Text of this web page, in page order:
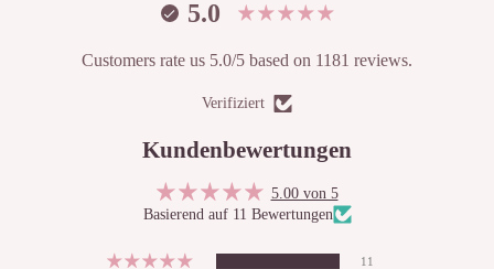
5.0
Customers rate us 5.0/5 based on 1181 reviews.
Verifiziert
Kundenbewertungen
5.00 von 5
Basierend auf 11 Bewertungen
11